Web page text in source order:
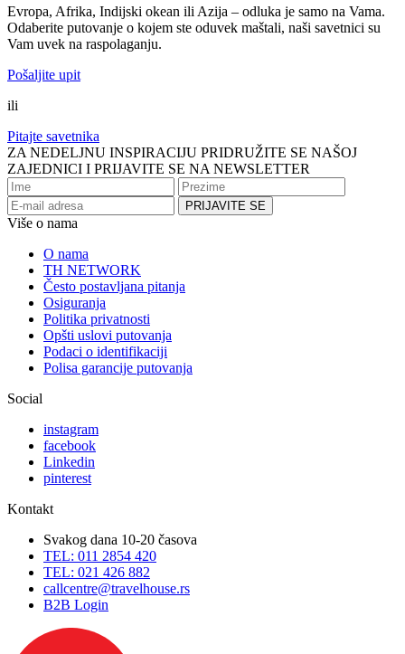
Evropa, Afrika, Indijski okean ili Azija – odluka je samo na Vama.
Odaberite putovanje o kojem ste oduvek maštali, naši savetnici su
Vam uvek na raspolaganju.
Pošaljite upit
ili
Pitajte savetnika
ZA NEDELJNU INSPIRACIJU PRIDRUŽITE SE NAŠOJ
ZAJEDNICI I PRIJAVITE SE NA NEWSLETTER
Više o nama
O nama
TH NETWORK
Često postavljana pitanja
Osiguranja
Politika privatnosti
Opšti uslovi putovanja
Podaci o identifikaciji
Polisa garancije putovanja
Social
instagram
facebook
Linkedin
pinterest
Kontakt
Svakog dana 10-20 časova
TEL: 011 2854 420
TEL: 021 426 882
callcentre@travelhouse.rs
B2B Login